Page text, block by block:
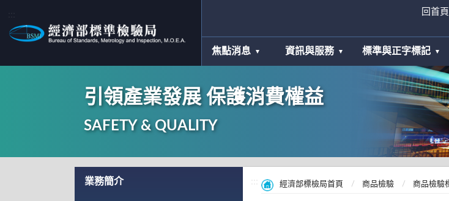
回首頁
焦點消息 資訊與服務 標準與正字標記
引領產業發展 保護消費權益
SAFETY & QUALITY
業務簡介
經濟部標檢局首頁 商品檢驗 商品檢驗